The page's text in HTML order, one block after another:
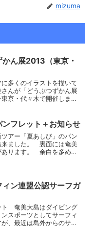
mizuma
かん展2013（東京・
多くのイラストを描いて
んが「どうぶつずかん展
京・代々木で開催しま
中心とした新作だそうで
月18日...
ンフレット＋お知らせ
ツアー「夏あしび」のパン
来ました。 裏面には奄美
あります。 余白を多めに
」が今月か...
ィン連盟公認サーフガ
ト 奄美大島はダイビング
スポーツとしてサーフィ
、最近は島外からのサー